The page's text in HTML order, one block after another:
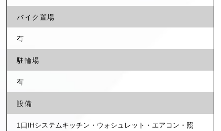
バイク置場
有
駐輪場
有
設備
1口IHシステムキッチン・ウォシュレット・エアコン・照